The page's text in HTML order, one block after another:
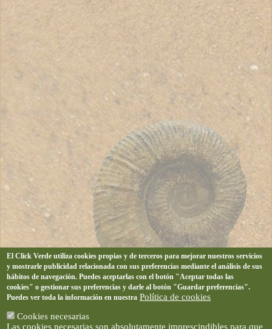
El Click Verde utiliza cookies propias y de terceros para mejorar nuestros servicios
y mostrarle publicidad relacionada con sus preferencias mediante el análisis de sus
hábitos de navegación. Puedes aceptarlas con el botón "Aceptar todas las
cookies" o gestionar sus preferencias y darle al botón "Guardar preferencias".
Puedes ver toda la información en nuestra Política de cookies
Cookies necesarias
Las cookies necesarias son absolutamente imprescindibles para que